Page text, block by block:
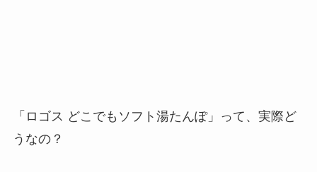
「ロゴス どこでもソフト湯たんぽ」って、実際ど
うなの？